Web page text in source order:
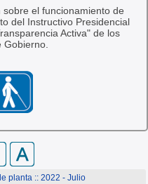
el funcionamiento de
del Instructivo Presidencial
Activa" de los
Gobierno.
planta :: 2022 - Julio